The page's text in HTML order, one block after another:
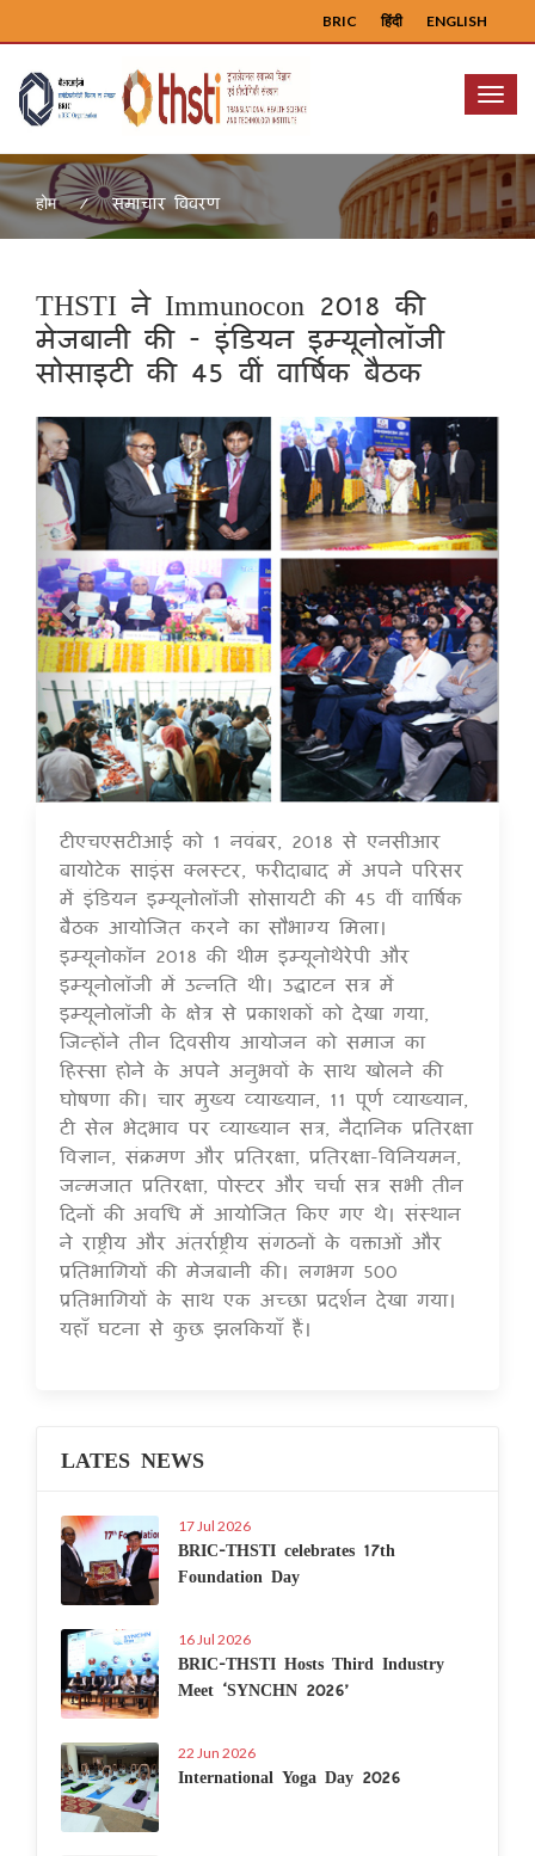
ENGLISH
हिंदी
BRIC
Menu
होम समाचार विवरण
THSTI ने Immunocon 2018 की
मेजबानी की - इंडियन इम्यूनोलॉजी
सोसाइटी की 45 वीं वार्षिक बैठक
Previous
16 Jul 2020
टीएचएसटीआई को 1 नवंबर, 2018 से एनसीआर
बायोटेक साइंस क्लस्टर, फरीदाबाद में अपने परिसर
में इंडियन इम्यूनोलॉजी सोसायटी की 45 वीं वार्षिक
बैठक आयोजित करने का सौभाग्य मिला।
इम्यूनोकॉन 2018 की थीम इम्यूनोथेरेपी और
इम्यूनोलॉजी में उन्नति थी। उद्घाटन सत्र में
इम्यूनोलॉजी के क्षेत्र से प्रकाशकों को देखा गया,
जिन्होंने तीन दिवसीय आयोजन को समाज का
हिस्सा होने के अपने अनुभवों के साथ खोलने की
घोषणा की। चार मुख्य व्याख्यान, 11 पूर्ण व्याख्यान,
टी सेल भेदभाव पर व्याख्यान सत्र, नैदानिक प्रतिरक्षा
विज्ञान, संक्रमण और प्रतिरक्षा, प्रतिरक्षा-विनियमन,
जन्मजात प्रतिरक्षा, पोस्टर और चर्चा सत्र सभी तीन
दिनों की अवधि में आयोजित किए गए थे। संस्थान
ने राष्ट्रीय और अंतर्राष्ट्रीय संगठनों के वक्ताओं और
प्रतिभागियों की मेजबानी की। लगभग 500
प्रतिभागियों के साथ एक अच्छा प्रदर्शन देखा गया।
यहाँ घटना से कुछ झलकियाँ हैं।
LATES NEWS
17 Jul 2026
BRIC-THSTI celebrates 17th
Foundation Day
16 Jul 2026
BRIC-THSTI Hosts Third Industry
Meet ‘SYNCHN 2026’
22 Jun 2026
International Yoga Day 2026